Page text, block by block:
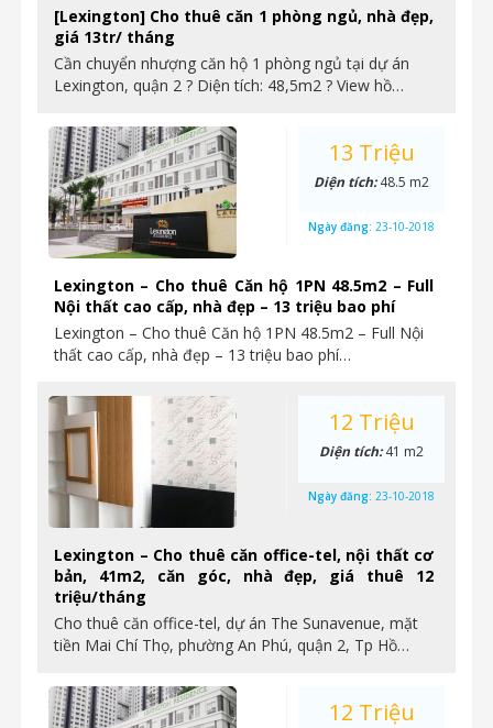
[Lexington] Cho thuê căn 1 phòng ngủ, nhà đẹp,
giá 13tr/ tháng
Cần chuyển nhượng căn hộ 1 phòng ngủ tại dự án
Lexington, quận 2 ? Diện tích: 48,5m2 ? View hồ…
Lexington – Cho thuê Căn hộ 1PN 48.5m2 – Full
Nội thất cao cấp, nhà đẹp – 13 triệu bao phí
Lexington – Cho thuê Căn hộ 1PN 48.5m2 – Full Nội
thất cao cấp, nhà đẹp – 13 triệu bao phí…
13 Triệu
Diện tích:48.5 m2
Ngày đăng: 23-10-2018
Lexington – Cho thuê căn office-tel, nội thất cơ
bản, 41m2, căn góc, nhà đẹp, giá thuê 12
triệu/tháng
Cho thuê căn office-tel, dự án The Sunavenue, mặt
tiền Mai Chí Thọ, phường An Phú, quận 2, Tp Hồ…
12 Triệu
Diện tích:41 m2
Ngày đăng: 23-10-2018
12 Triệu